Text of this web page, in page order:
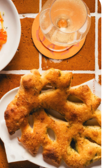
獎賞